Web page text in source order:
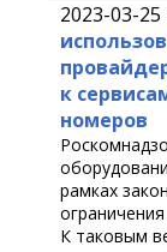
2023-03-25
к
номеров
рамках
К таковым